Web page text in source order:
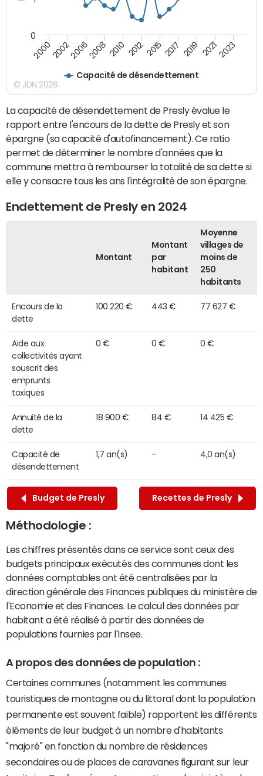
Capacité de désendettement
2000200220062008 2010 2012 2015 2017 2019 20212023
0
© JDN 2026
La capacité de désendettement de Presly évalue le
rapport entre l'encours de la dette de Presly et son
épargne (sa capacité d'autofinancement). Ce ratio
permet de déterminer le nombre d'années que la
commune mettra à rembourser la totalité de sa dette si
elle y consacre tous les ans l'intégralité de son épargne.
Endettement de Presly en 2024
Montant
Montant
par
habitant
Moyenne
villages de
moins de
250
habitants
Encours de la
dette
100 220 € 443 € 77 627 €
Aide aux
collectivités ayant
souscrit des
emprunts
toxiques
0 € 0 € 0 €
Annuité de la
dette
18 900 € 84 € 14 425 €
Capacité de
désendettement
1,7 an(s) - 4,0 an(s)
Budget de Presly Recettes de Presly
Méthodologie :
Les chiffres présentés dans ce service sont ceux des
budgets principaux exécutés des communes dont les
données comptables ont été centralisées par la
direction générale des Finances publiques du ministère de
l'Economie et des Finances. Le calcul des données par
habitant a été réalisé à partir des données de
populations fournies par l'Insee.
A propos des données de population :
Certaines communes (notamment les communes
touristiques de montagne ou du littoral dont la population
permanente est souvent faible) rapportent les différents
éléments de leur budget à un nombre d'habitants
"majoré" en fonction du nombre de résidences
secondaires ou de places de caravanes figurant sur leur